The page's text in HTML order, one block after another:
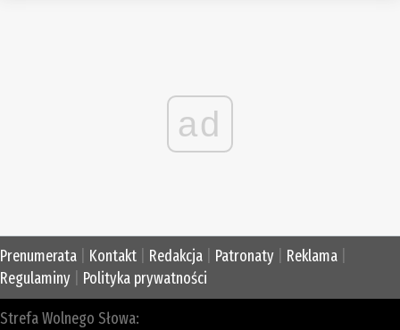
ad
Prenumerata Kontakt Redakcja Patronaty Reklama
Regulaminy
Polityka prywatności
Strefa Wolnego Słowa: